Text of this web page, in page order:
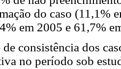
do caso (11,1%
em 2005 e 61,7%
de consistência dos
no período sob